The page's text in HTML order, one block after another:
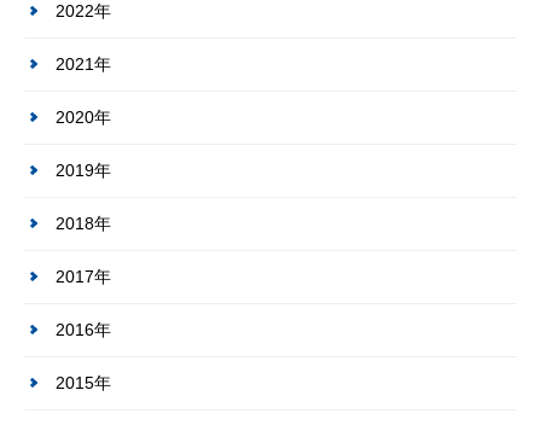
2022年
2021年
2020年
2019年
2018年
2017年
2016年
2015年